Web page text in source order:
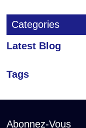
Categories
Latest Blog
Tags
Abonnez-Vous